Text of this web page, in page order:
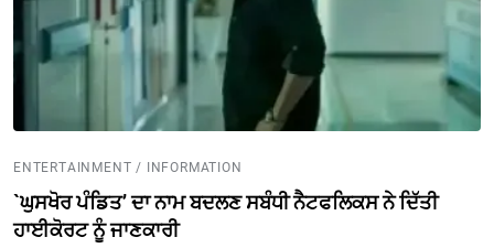
ENTERTAINMENT / INFORMATION
`ਘੁਸਖੋਰ ਪੰਡਿਤ’ ਦਾ ਨਾਮ ਬਦਲਣ ਸਬੰਧੀ ਨੈਟਫਲਿਕਸ ਨੇ ਦਿੱਤੀ
ਹਾਈਕੋਰਟ ਨੂੰ ਜਾਣਕਾਰੀ